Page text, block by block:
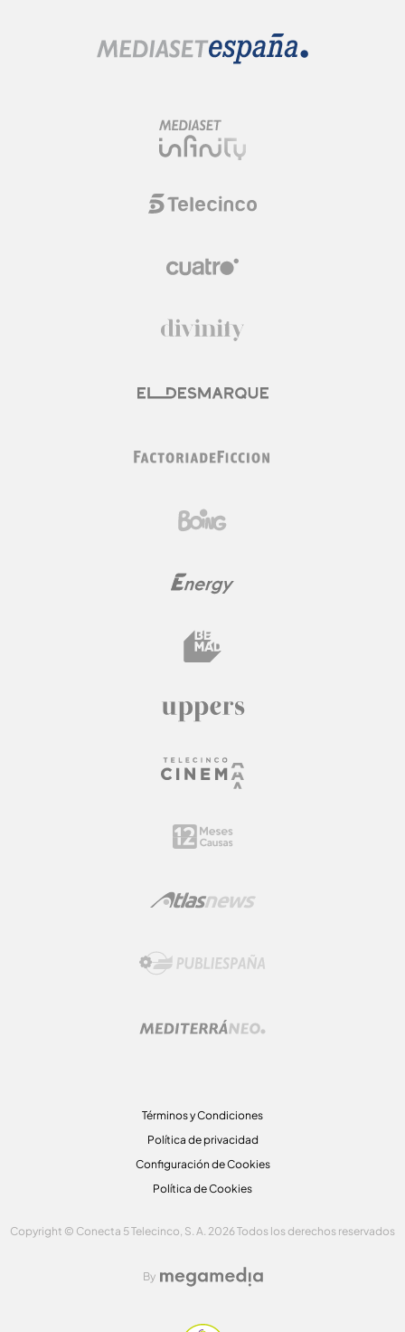
Términos y Condiciones
Política de privacidad
Configuración de Cookies
Política de Cookies
Copyright © Conecta 5 Telecinco, S. A. 2026 Todos los derechos reservados
By